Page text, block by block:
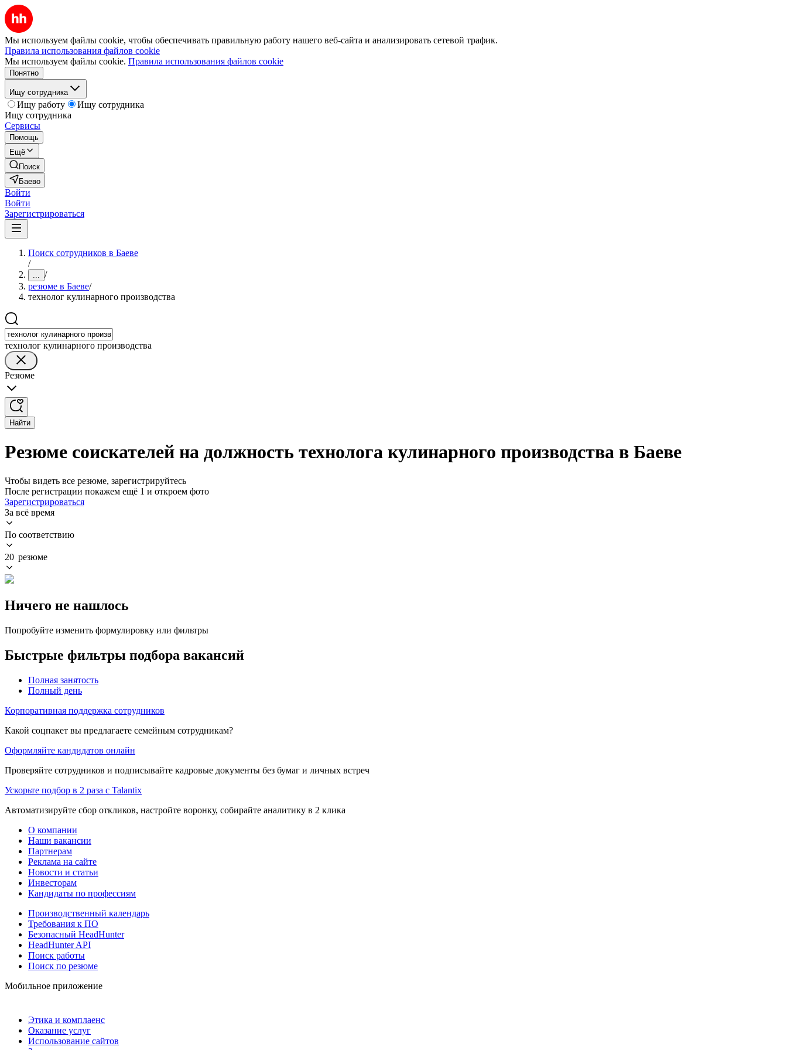
Мы используем файлы cookie, чтобы обеспечивать правильную работу нашего веб-сайта и анализировать сетевой трафик.
Правила использования файлов cookie
Мы используем файлы cookie. Правила использования файлов cookie
Понятно
Ищу сотрудника
Ищу работу
Ищу сотрудника
Ищу сотрудника
Сервисы
Помощь
Ещё
Поиск
Баево
Войти
Войти
Зарегистрироваться
Поиск сотрудников в Баеве
/
... /
резюме в Баеве/
технолог кулинарного производства
технолог кулинарного производства
Резюме
Найти
Резюме соискателей на должность технолога кулинарного производства в Баеве
Чтобы видеть все резюме, зарегистрируйтесь
После регистрации покажем ещё 1 и откроем фото
Зарегистрироваться
За всё время
По соответствию
20 резюме
Ничего не нашлось
Попробуйте изменить формулировку или фильтры
Быстрые фильтры подбора вакансий
Полная занятость
Полный день
Корпоративная поддержка сотрудников
Какой соцпакет вы предлагаете семейным сотрудникам?
Оформляйте кандидатов онлайн
Проверяйте сотрудников и подписывайте кадровые документы без бумаг и личных встреч
Ускорьте подбор в 2 раза с Talantix
Автоматизируйте сбор откликов, настройте воронку, собирайте аналитику в 2 клика
О компании
Наши вакансии
Партнерам
Реклама на сайте
Новости и статьи
Инвесторам
Кандидаты по профессиям
Производственный календарь
Требования к ПО
Безопасный HeadHunter
HeadHunter API
Поиск работы
Поиск по резюме
Мобильное приложение
Этика и комплаенс
Оказание услуг
Использование сайтов